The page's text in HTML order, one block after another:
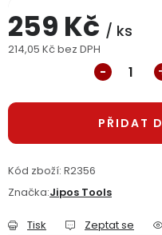
Servis nářadí
Doprava a platba
Reklamační formulář
Obchodní podmínky
Podmínky ochrany
259 Kč / ks
214,05 Kč bez DPH
PŘIDAT
Kód zboží: R2356
Značka:Jipos Tools
Tisk Zeptat se